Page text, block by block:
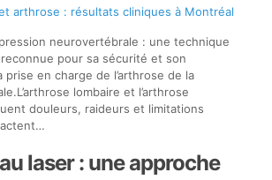
arthrose : résultats cliniques à Montréal
neurovertébrale : une technique
pour sa sécurité et son
en charge de l’arthrose de la
lombaire et l’arthrose
douleurs, raideurs et limitations
laser : une approche